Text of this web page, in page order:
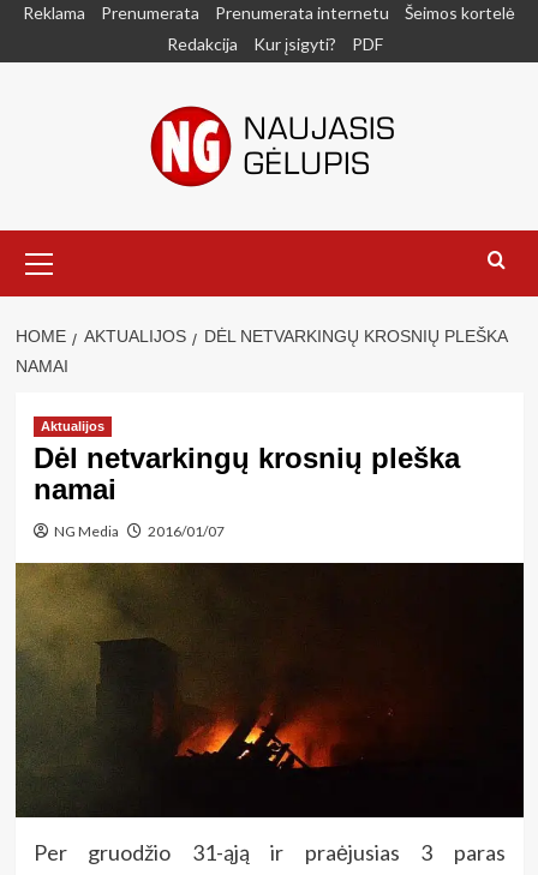
SkipReklama Prenumerata Prenumerata internetu
Šeimos kortelė
Redakcija
Kur įsigyti? PDF
Menu
HOME AKTUALIJOS
DĖL NETVARKINGŲ KROSNIŲ PLEŠKA
NAMAI
Aktualijos
Dėl netvarkingų krosnių pleška
namai
NG Media 2016/01/07
Per gruodžio 31-ąją ir praėjusias 3 paras